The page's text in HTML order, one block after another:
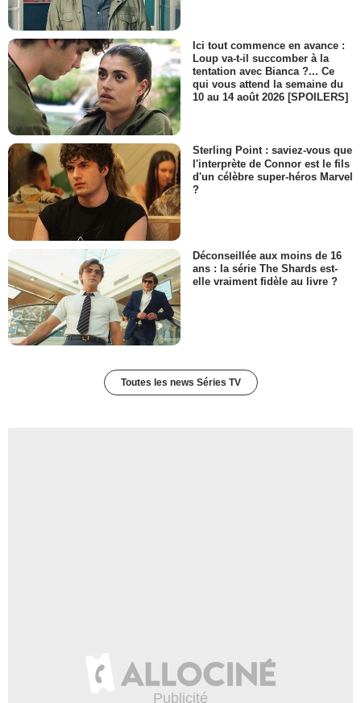
Ici tout commence en avance :
Loup va-t-il succomber à la
tentation avec Bianca ?... Ce
qui vous attend la semaine du
10 au 14 août 2026 [SPOILERS]
Sterling Point : saviez-vous que
l'interprète de Connor est le fils
d'un célèbre super-héros Marvel
?
Déconseillée aux moins de 16
ans : la série The Shards est-
elle vraiment fidèle au livre ?
Toutes les news Séries TV